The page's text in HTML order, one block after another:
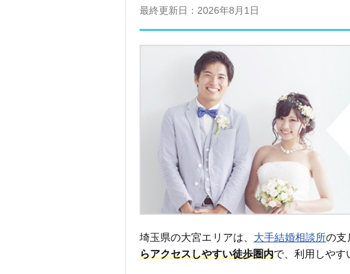
最終更新日： 2026年8月1日
埼玉県の大宮エリアは、 大手結婚相談所の支
らアクセスしやすい徒歩圏内で、利用しやす